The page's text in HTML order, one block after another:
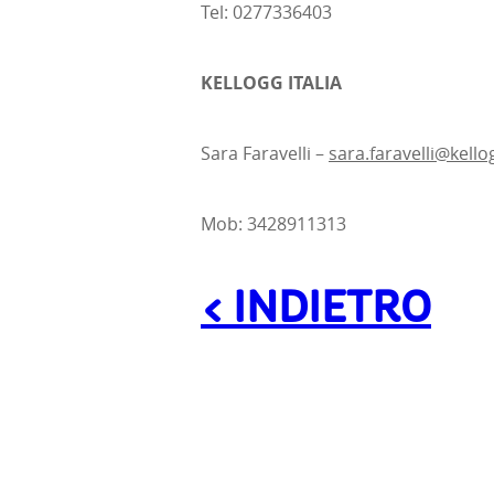
Tel: 0277336403
KELLOGG ITALIA
Sara Faravelli –
Mob: 3428911313
< INDIETRO